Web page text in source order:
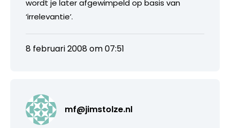
wordt je later afgewimpeld op basis van
‘irrelevantie’.
8 februari 2008 om 07:51
mf@jimstolze.nl